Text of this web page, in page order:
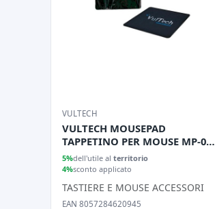
VULTECH
VULTECH MOUSEPAD
TAPPETINO PER MOUSE MP-01N
NERO
5%dell'utile al territorio
4%sconto applicato
TASTIERE E MOUSE ACCESSORI
EAN 8057284620945